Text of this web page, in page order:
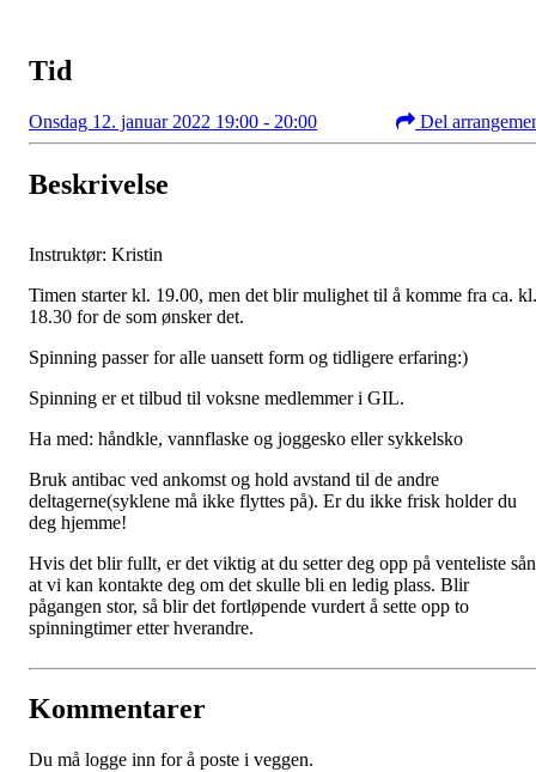
Tid
Onsdag 12. januar 2022 19:00 - 20:00 Del
Beskrivelse
Instruktør: Kristin
Timen starter kl. 19.00, men det blir mulighet til å komme fra ca. kl.
18.30 for de som ønsker det.
Spinning passer for alle uansett form og tidligere erfaring:)
Spinning er et tilbud til voksne medlemmer i GIL.
Ha med: håndkle, vannflaske og joggesko eller sykkelsko
Bruk antibac ved ankomst og hold avstand til de andre
deltagerne(syklene må ikke flyttes på). Er du ikke frisk holder du
deg hjemme!
Hvis det blir fullt, er det viktig at du setter deg opp på venteliste
at vi kan kontakte deg om det skulle bli en ledig plass. Blir
pågangen stor, så blir det fortløpende vurdert å sette opp to
spinningtimer etter hverandre.
Kommentarer
Du må logge inn for å poste i veggen.